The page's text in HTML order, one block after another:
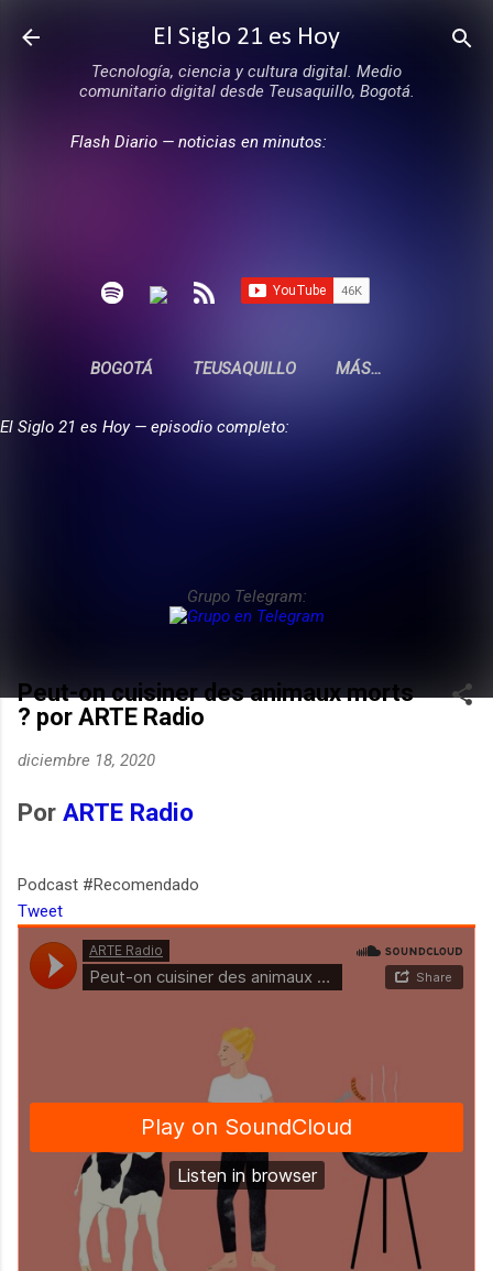
Ir al contenido principal
El Siglo 21 es Hoy
Tecnología, ciencia y cultura digital. Medio
comunitario digital desde Teusaquillo, Bogotá.
Flash Diario — noticias en minutos:
BOGOTÁ TEUSAQUILLO MÁS…
El Siglo 21 es Hoy — episodio completo:
Grupo Telegram:
Peut-on cuisiner des animaux morts
? por ARTE Radio
diciembre 18, 2020
Por ARTE Radio
Podcast #Recomendado
Tweet